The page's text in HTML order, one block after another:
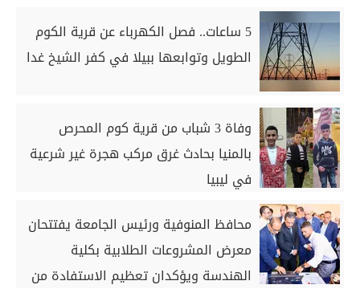
5 ساعات.. فصل الكهرباء عن قرية الكوم
الطويل وتوابعها ببيلا في كفر الشيخ غدا
وفاة 3 شباب من قرية كوم المحرص
بالمنيا بحادث غرق مركب هجرة غير شرعية
في ليبيا
محافظ المنوفية ورئيس الجامعة يفتتحان
معرض المشروعات الطلابية بكلية
الهندسة ويؤكدان تعظيم الاستفادة من